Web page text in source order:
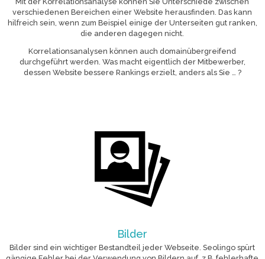
verschiedenen Bereichen einer Website herausfinden. Das kann
hilfreich sein, wenn zum Beispiel einige der Unterseiten gut ranken,
die anderen dagegen nicht.
Korrelationsanalysen können auch domainübergreifend
durchgeführt werden. Was macht eigentlich der Mitbewerber,
dessen Website bessere Rankings erzielt, anders als Sie … ?
Bilder
Bilder sind ein wichtiger Bestandteil jeder Webseite. Seolingo spürt